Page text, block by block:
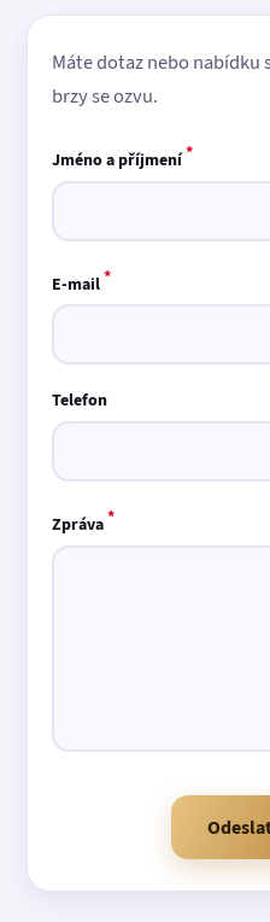
Máte dotaz nebo nabídku
brzy se ozvu.
Jméno a příjmení*
E-mail*
Telefon
Zpráva*